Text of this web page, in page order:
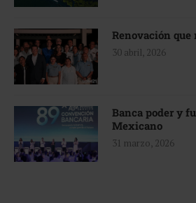
Renovación
30 abril, 2026
Banca poder y
Mexicano
31 marzo, 2026